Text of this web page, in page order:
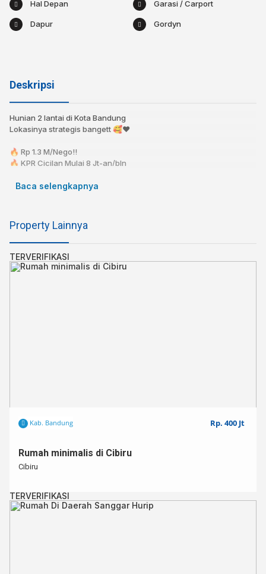
Hal Depan Garasi / Carport
Dapur Gordyn
Deskripsi
Hunian 2 lantai di Kota Bandung
Lokasinya strategis bangett 🥰❤️⁣
🔥 Rp 1.3 M/Nego!!
🔥 KPR Cicilan Mulai 8 Jt-an/bln
🔥 Akses Mudah & Strategis
📍 2 Menit ke Samsat Kawaluyaan
📍 3 Menit ke Mainroad Soetta
📍 6 Menit Ke Rs Al-Islam
📍 7 Menit Ke MIM (Metro Indah Mall)
Baca selengkapnya
Property Lainnya
TERVERIFIKASI
Kab. Bandung Rp. 400 Jt
Rumah minimalis di Cibiru
Cibiru
TERVERIFIKASI